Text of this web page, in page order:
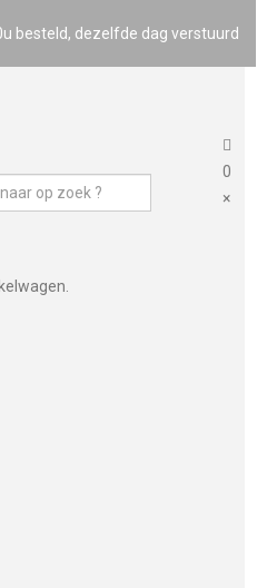
besteld, dezelfde dag verstuurd
0
×